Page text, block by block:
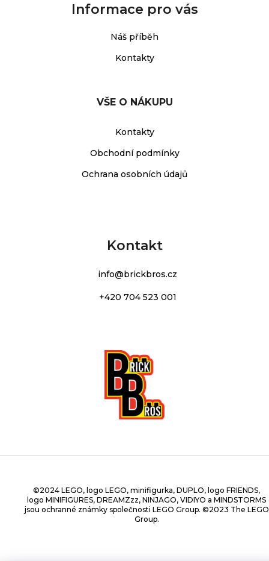
Informace pro vás
Náš příběh
Kontakty
VŠE O NÁKUPU
Kontakty
Obchodní podmínky
Ochrana osobních údajů
Kontakt
info@brickbros.cz
+420 704 523 001
©2024 LEGO, logo LEGO, minifigurka, DUPLO, logo FRIENDS,
logo MINIFIGURES, DREAMZzz, NINJAGO, VIDIYO a MINDSTORMS
jsou ochranné známky společnosti LEGO Group. ©2023 The LEGO
Group.